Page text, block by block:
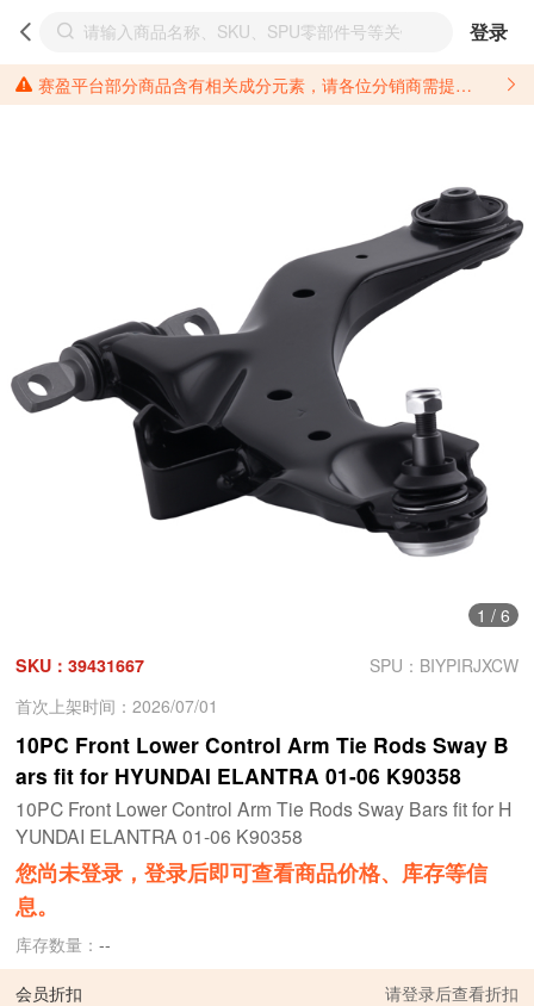
登录
赛盈平台部分商品含有相关成分元素，请各位分销商需提前了解产品材质情况，并针对其做好相关的风险把控，以免造成不必要的损失。 *美国加州65法案进一步规定了对于仅包含致癌物质，仅包含致生殖毒性物质，同时包含致癌物质和致生殖毒性物质，亦或是包含某一物质即为致癌物质又为致生殖毒性物质的产品的警示标语要求。 *新法案提供的警示标语修订并不是强制实施的，其只是避免昂贵诉讼的一种有效的方法。只要企业在保证其使用的另外的警示标语是“清晰和合理”并符合加州65法案要求的，那也是可以被接受的。*请充分了解第三方销售平台对商品上架规要求，并根据对应平台规则调整相关商品信息后进行上架，以免造成您不必要损失。 汽配产品上架注意事项： 不同第三方平台对于适配车型等信息的填写要求各有不同。例如：亚马逊明确禁止在产品标题、卖点和描述中直接使用适配车型的年份、品牌和型号信息；请您仔细研究并熟悉所销售平台关于汽配产品上架销售的具体规则，如果因上架的汽配产品信息填写不符合所销售平台要求，产生违规/侵权等问题所造成的损失需您自行承担。
1 / 6
SKU：39431667
SPU：BIYPIRJXCW
首次上架时间：2026/07/01
10PC Front Lower Control Arm Tie Rods Sway B
ars fit for HYUNDAI ELANTRA 01-06 K90358
10PC Front Lower Control Arm Tie Rods Sway Bars fit for H
YUNDAI ELANTRA 01-06 K90358
您尚未登录，登录后即可查看商品价格、库存等信
息。
库存数量：--
会员折扣 请登录后查看折扣